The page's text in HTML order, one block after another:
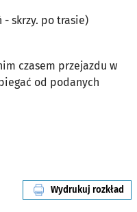
- skrzy. po trasie)
czasem przejazdu w
od podanych
Wydrukuj rozkład
linii nr 924